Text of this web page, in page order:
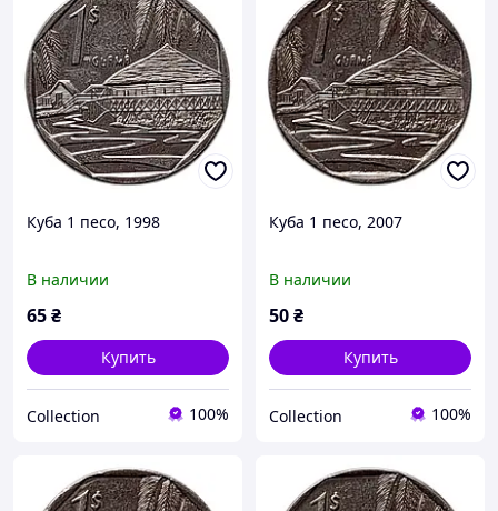
Куба 1 песо, 1998
В наличии
65₴
Купить
Collection 100%
Куба 1 песо, 2007
В наличии
50₴
Купить
Collection 100%